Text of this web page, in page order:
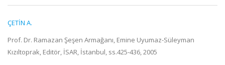
ÇETİN A.
Prof. Dr. Ramazan Şeşen Armağanı, Emine Uyumaz-Süleyman
Kızıltoprak, Editör, İSAR, İstanbul, ss.425-436, 2005